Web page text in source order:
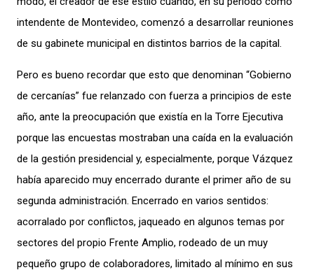
intendente de Montevideo, comenzó a desarrollar reuniones
de su gabinete municipal en distintos barrios de la capital.
Pero es bueno recordar que esto que denominan “Gobierno
de cercanías” fue relanzado con fuerza a principios de este
año, ante la preocupación que existía en la Torre Ejecutiva
porque las encuestas mostraban una caída en la evaluación
de la gestión presidencial y, especialmente, porque Vázquez
había aparecido muy encerrado durante el primer año de su
segunda administración. Encerrado en varios sentidos:
acorralado por conflictos, jaqueado en algunos temas por
sectores del propio Frente Amplio, rodeado de un muy
pequeño grupo de colaboradores, limitado al mínimo en sus